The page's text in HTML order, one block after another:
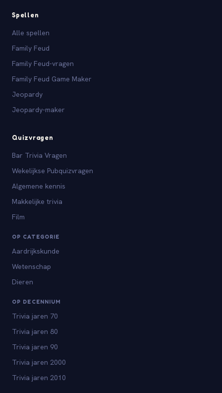
Spellen
Alle spellen
Family Feud
Family Feud-vragen
Family Feud Game Maker
Jeopardy
Jeopardy-maker
Quizvragen
Bar Trivia Vragen
Wekelijkse Pubquizvragen
Algemene kennis
Makkelijke trivia
Film
OP CATEGORIE
Aardrijkskunde
Wetenschap
Dieren
OP DECENNIUM
Trivia jaren 70
Trivia jaren 80
Trivia jaren 90
Trivia jaren 2000
Trivia jaren 2010